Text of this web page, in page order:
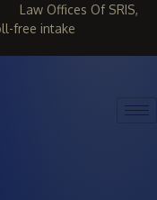
Law Offices Of SRIS,
free intake